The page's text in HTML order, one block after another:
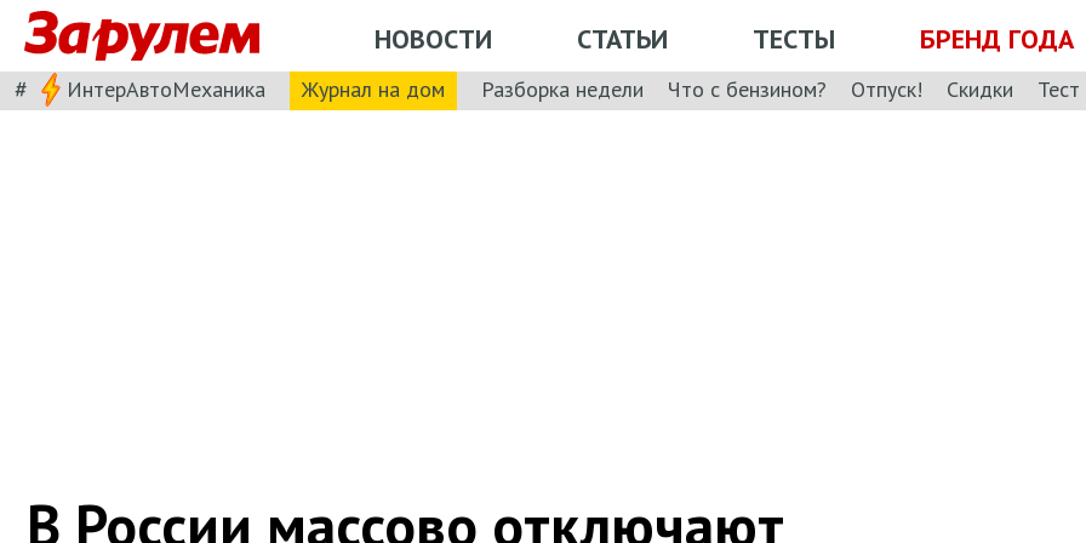
НОВОСТИ СТАТЬИ ТЕСТЫ БРЕНД ГОДА
# ИнтерАвтоМеханика Журнал на дом Разборка недели Что с бензином? Отпуск! Скидки
В России массово отключают